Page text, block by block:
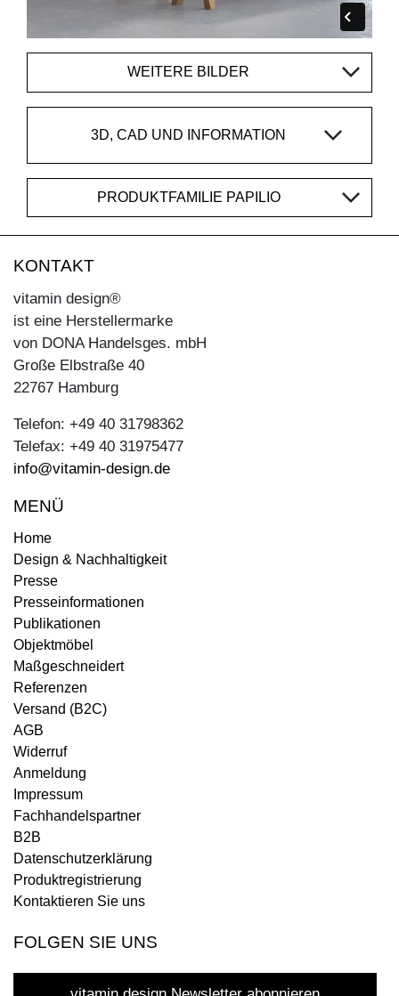
WEITERE BILDER
3D, CAD UND INFORMATION
PRODUKTFAMILIE PAPILIO
KONTAKT
vitamin design®
ist eine Herstellermarke
von DONA Handelsges. mbH
Große Elbstraße 40
22767 Hamburg
Telefon: +49 40 31798362
Telefax: +49 40 31975477
info@vitamin-design.de
MENÜ
Home
Design & Nachhaltigkeit
Presse
Presseinformationen
Publikationen
Objektmöbel
Maßgeschneidert
Referenzen
Versand (B2C)
AGB
Widerruf
Anmeldung
Impressum
Fachhandelspartner
B2B
Datenschutzerklärung
Produktregistrierung
Kontaktieren Sie uns
FOLGEN SIE UNS